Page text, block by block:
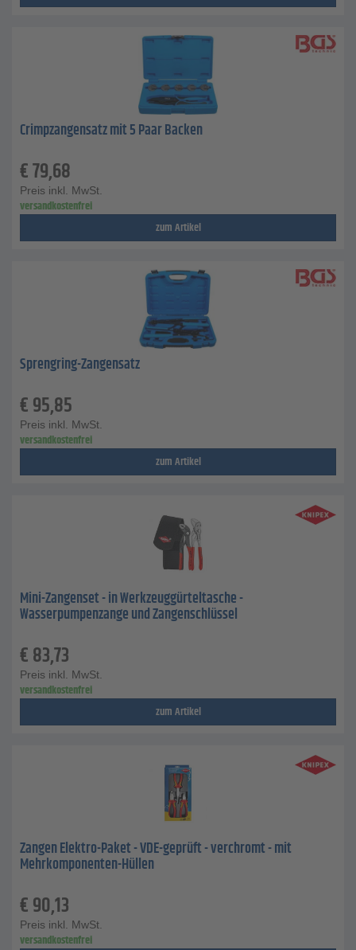
Crimpzangensatz mit 5 Paar Backen
€79,68
Preis inkl. MwSt.
versandkostenfrei
zum Artikel
Sprengring-Zangensatz
€95,85
Preis inkl. MwSt.
versandkostenfrei
zum Artikel
Mini-Zangenset - in Werkzeuggürteltasche -
Wasserpumpenzange und Zangenschlüssel
€83,73
Preis inkl. MwSt.
versandkostenfrei
zum Artikel
Zangen Elektro-Paket - VDE-geprüft - verchromt - mit
Mehrkomponenten-Hüllen
€90,13
Preis inkl. MwSt.
versandkostenfrei